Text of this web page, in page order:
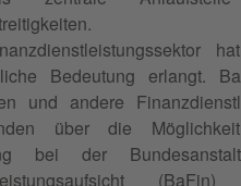
Bedeutung erlangt.
und andere
über die
bei der